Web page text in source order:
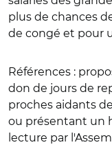
plus de chances
de congé et pour
Références :
don de jours de
proches aidants
ou présentant un
lecture par